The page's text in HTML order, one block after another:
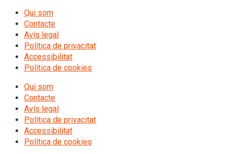
Qui som
Contacte
Avís legal
Política de privacitat
Accessibilitat
Política de cookies
Qui som
Contacte
Avís legal
Política de privacitat
Accessibilitat
Política de cookies